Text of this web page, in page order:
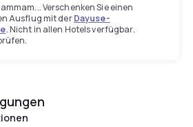
Verschenken Sie einen
Ausflug mit derDayuse-
. Nicht in allen Hotels verfügbar.